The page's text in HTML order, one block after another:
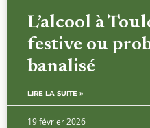
L’alcool à
festive ou
banalisé
LIRE LA SUITE »
19 février 2026